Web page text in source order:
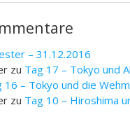
– 31.12.2016
zu Tag 17 – Tokyo und
16 – Tokyo und die
zu Tag 10 – Hiroshima